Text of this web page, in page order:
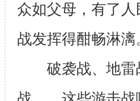
众如父母，有了
战发挥得酣畅淋漓
破袭战、地雷